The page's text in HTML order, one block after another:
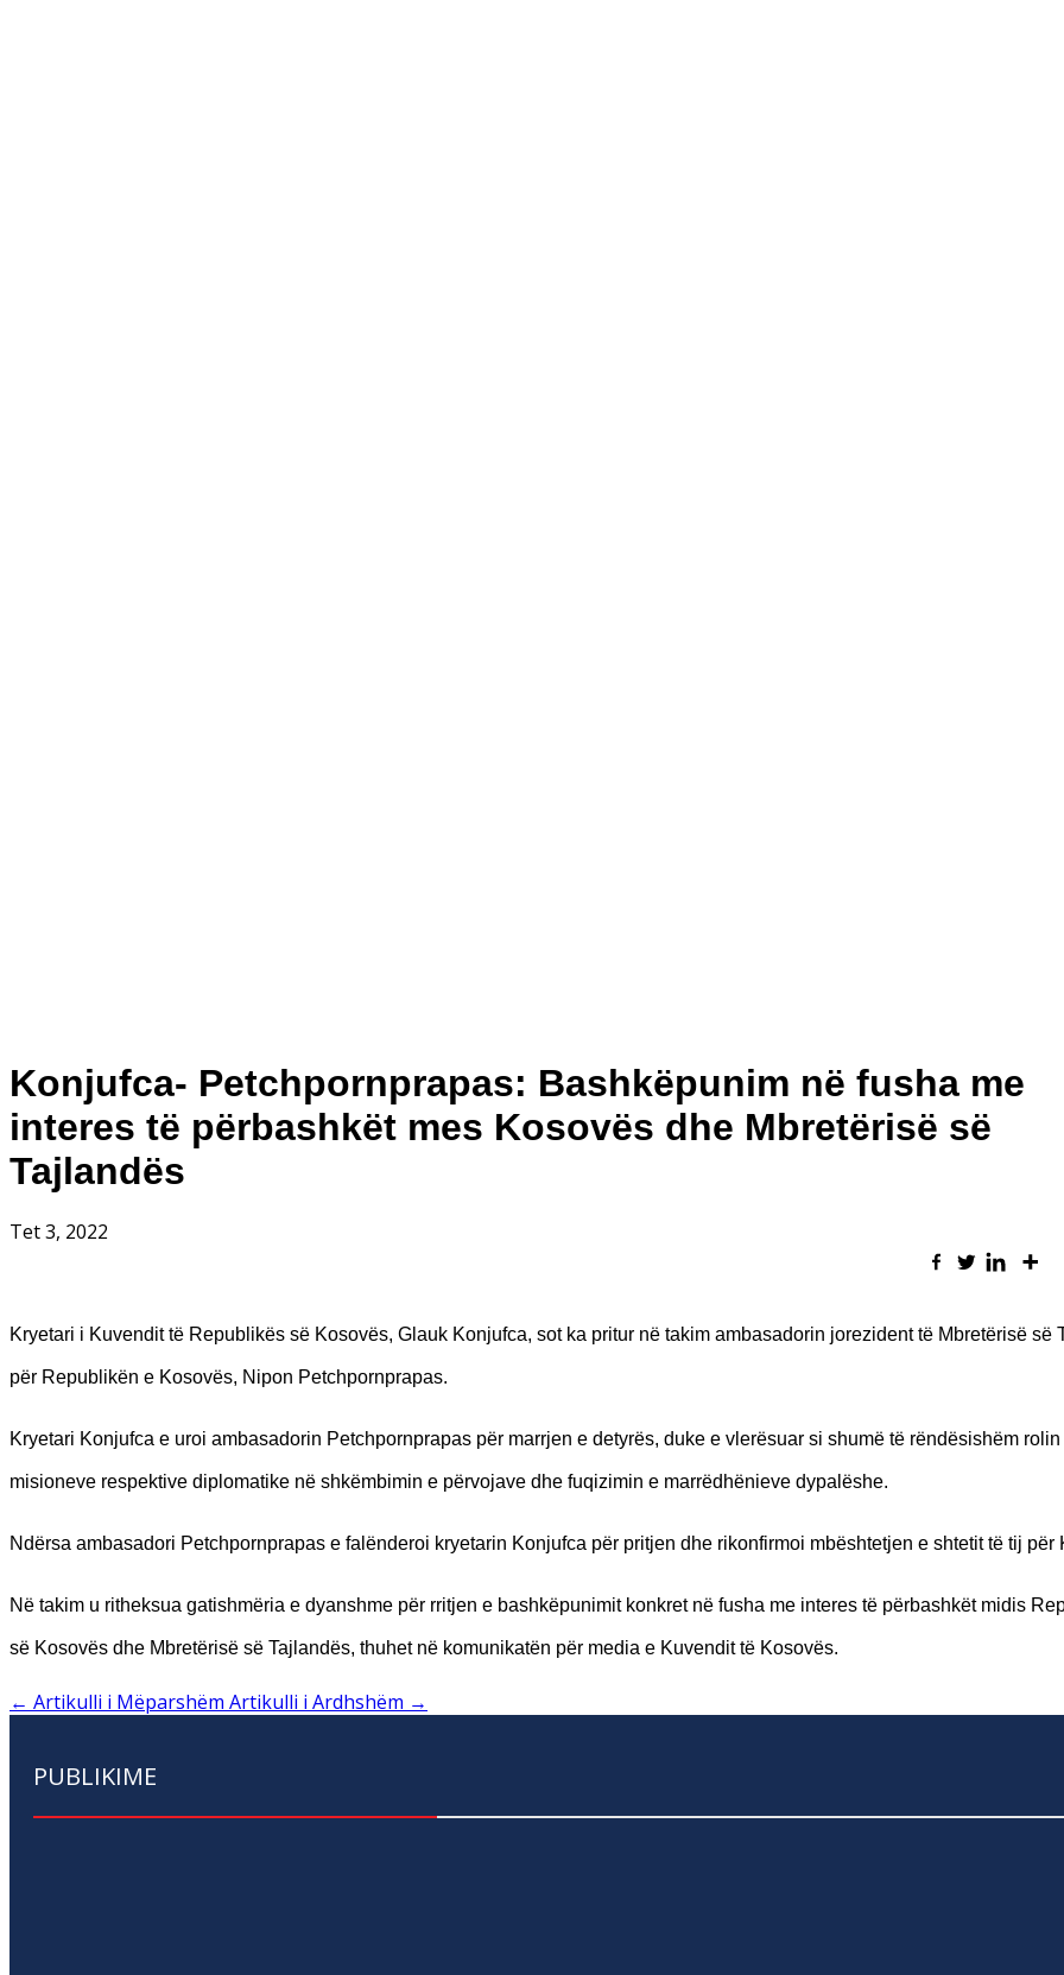
Konjufca- Petchpornprapas: Bashkëpunim në fusha me
interes të përbashkët mes Kosovës dhe Mbretërisë së
Tajlandës
Tet 3, 2022
Kryetari i Kuvendit të Republikës së Kosovës, Glauk Konjufca, sot ka pritur në takim ambasadorin jorezident të Mbretërisë së
për Republikën e Kosovës, Nipon Petchpornprapas.
Kryetari Konjufca e uroi ambasadorin Petchpornprapas për marrjen e detyrës, duke e vlerësuar si shumë të rëndësishëm rolin
misioneve respektive diplomatike në shkëmbimin e përvojave dhe fuqizimin e marrëdhënieve dypalëshe.
Ndërsa ambasadori Petchpornprapas e falënderoi kryetarin Konjufca për pritjen dhe rikonfirmoi mbështetjen e shtetit të tij për
Në takim u ritheksua gatishmëria e dyanshme për rritjen e bashkëpunimit konkret në fusha me interes të përbashkët midis
së Kosovës dhe Mbretërisë së Tajlandës, thuhet në komunikatën për media e Kuvendit të Kosovës.
← Artikulli i Mëparshëm Artikulli i Ardhshëm →
PUBLIKIME